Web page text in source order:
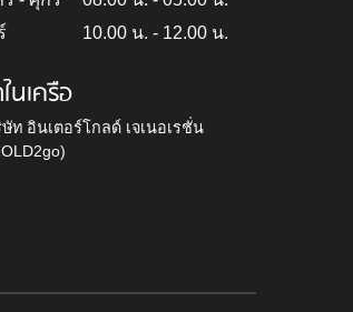
10.00 น. - 12.00 น.
นเครือ
ท อินเตอร์โกลด์ เจเนอเรชั่น